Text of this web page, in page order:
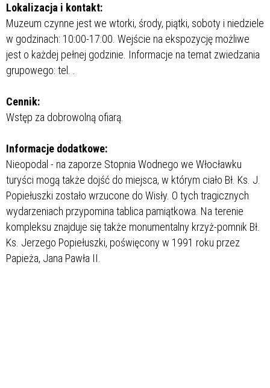
Lokalizacja i kontakt:
Muzeum czynne jest we wtorki, środy, piątki, soboty i niedziele
w godzinach: 10:00-17:00. Wejście na ekspozycję możliwe
jest o każdej pełnej godzinie. Informacje na temat zwiedzania
grupowego: tel.
Cennik:
Wstęp za dobrowolną ofiarą.
Informacje dodatkowe:
Nieopodal - na zaporze Stopnia Wodnego we Włocławku
turyści mogą także dojść do miejsca, w którym ciało Bł. Ks. J.
Popiełuszki zostało wrzucone do Wisły. O tych tragicznych
wydarzeniach przypomina tablica pamiątkowa. Na terenie
kompleksu znajduje się także monumentalny krzyż-pomnik Bł.
Ks. Jerzego Popiełuszki, poświęcony w 1991 roku przez
Papieża, Jana Pawła II.